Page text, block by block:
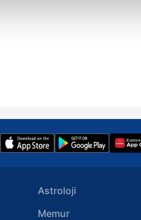
Korunması Kanunu
kullanılan çerezlerle ilgili
Astroloji
Memur